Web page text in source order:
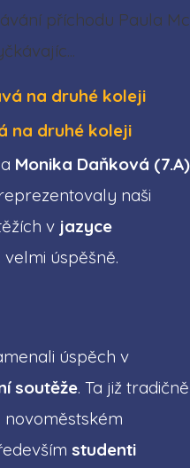
příchodu Paula Mc
na druhé koleji
Monika Daňková (7.A)
naši
v jazyce
velmi úspěšně.
úspěch v
soutěže. Ta již tradičně
novoměstském
studenti